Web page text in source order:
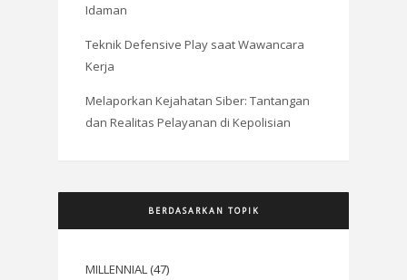
Idaman
Teknik Defensive Play saat Wawancara
Kerja
Melaporkan Kejahatan Siber: Tantangan
dan Realitas Pelayanan di Kepolisian
BERDASARKAN TOPIK
MILLENNIAL (47)